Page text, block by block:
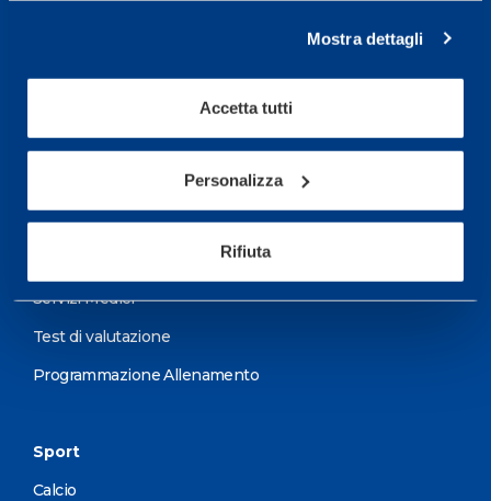
Mostra dettagli
Accetta tutti
Personalizza
Rifiuta
Centro servizi per l'alta
prestazione ed il
wellness.
Maggiori informazioni
Servizi Medici
Test di valutazione
Programmazione Allenamento
Sport
Calcio